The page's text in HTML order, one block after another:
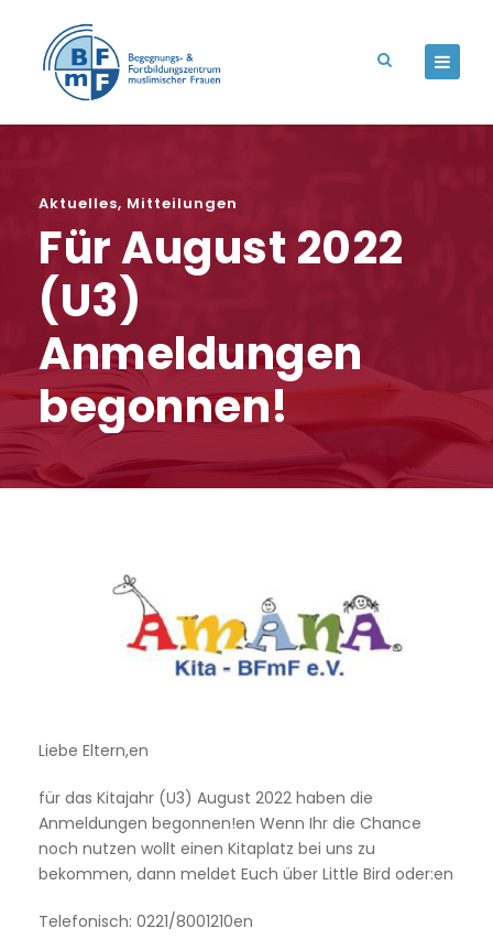
Aktuelles, Mitteilungen
Für August 2022
(U3)
Anmeldungen
begonnen!
Liebe Eltern,en
für das Kitajahr (U3) August 2022 haben die
Anmeldungen begonnen!en Wenn Ihr die Chance
noch nutzen wollt einen Kitaplatz bei uns zu
bekommen, dann meldet Euch über Little Bird oder:en
Telefonisch: 0221/8001210en